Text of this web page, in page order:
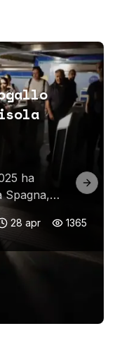
ha
Spagna,
tecniche o
28 apr 1365
Next